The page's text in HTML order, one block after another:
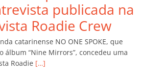
p
p
n Cl
a
ss
ro
o
n
k
til
h
ar
publicada na
Roadie Crew
catarinense NO ONE SPOKE, que
álbum “Nine Mirrors”, concedeu uma
Roadie […]